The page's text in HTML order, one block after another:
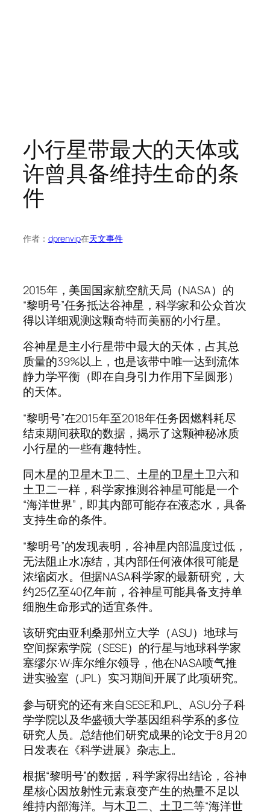
小行星带最大的天体或
许曾具备维持生命的条
件
作者： dprenvip在天文事件
2015年，美国国家航空航天局（NASA）的
“黎明号”任务抵达谷神星，科学家和公众首次
得以详细观测这颗奇特而美丽的小行星。
谷神星是主小行星带中最大的天体，占其总
质量的39%以上，也是该带中唯一达到流体
静力学平衡（即在自身引力作用下呈圆形）
的天体。
“黎明号”在2015年至2018年任务因燃料耗尽
结束期间获取的数据，揭示了这颗神秘冰质
小行星的一些有趣特性。
同木星的卫星木卫二、土星的卫星土卫六和
土卫二一样，科学家推测谷神星可能是一个
“海洋世界”，即其内部可能存在液态水，具备
支持生命的条件。
“黎明号”的发现表明，谷神星内部温度过低，
无法阻止水冻结，其内部任何液体很可能是
浓缩卤水。但据NASA科学家的最新研究，大
约25亿至40亿年前，谷神星可能具备支持单
细胞生命形式的适宜条件。
该研究由亚利桑那州立大学（ASU）地球与
空间探索学院（SESE）的行星与地球科学家
塞缪尔·W·库尔维尔领导，他在NASA喷气推
进实验室（JPL）实习期间开展了此项研究。
参与研究的还有来自SESE和JPL、ASU分子科
学学院以及华盛顿大学基因组科学系的多位
研究人员。总结他们研究成果的论文于8月20
日发表在《科学进展》杂志上。
根据“黎明号”的数据，科学家得出结论，谷神
星核心因放射性元素衰变产生的热量不足以
维持内部海洋。与木卫二、土卫二等“海洋世